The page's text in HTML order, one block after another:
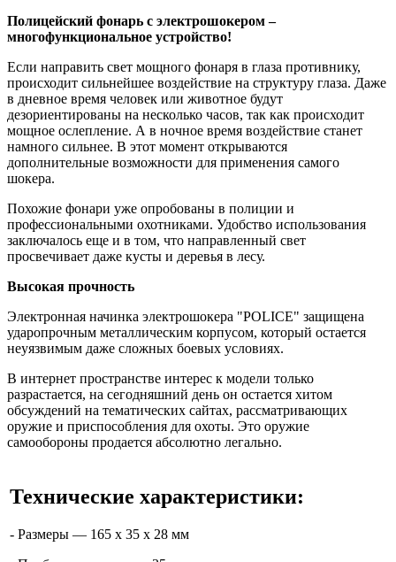
Полицейский фонарь с электрошокером –
многофункциональное устройство!
Если направить свет мощного фонаря в глаза противнику,
происходит сильнейшее воздействие на структуру глаза. Даже
в дневное время человек или животное будут
дезориентированы на несколько часов, так как происходит
мощное ослепление. А в ночное время воздействие станет
намного сильнее. В этот момент открываются
дополнительные возможности для применения самого
шокера.
Похожие фонари уже опробованы в полиции и
профессиональными охотниками. Удобство использования
заключалось еще и в том, что направленный свет
просвечивает даже кусты и деревья в лесу.
Высокая прочность
Электронная начинка электрошокера "POLICE" защищена
ударопрочным металлическим корпусом, который остается
неуязвимым даже сложных боевых условиях.
В интернет пространстве интерес к модели только
разрастается, на сегодняшний день он остается хитом
обсуждений на тематических сайтах, рассматривающих
оружие и приспособления для охоты. Это оружие
самообороны продается абсолютно легально.
Технические характеристики:
- Размеры — 165 х 35 х 28 мм